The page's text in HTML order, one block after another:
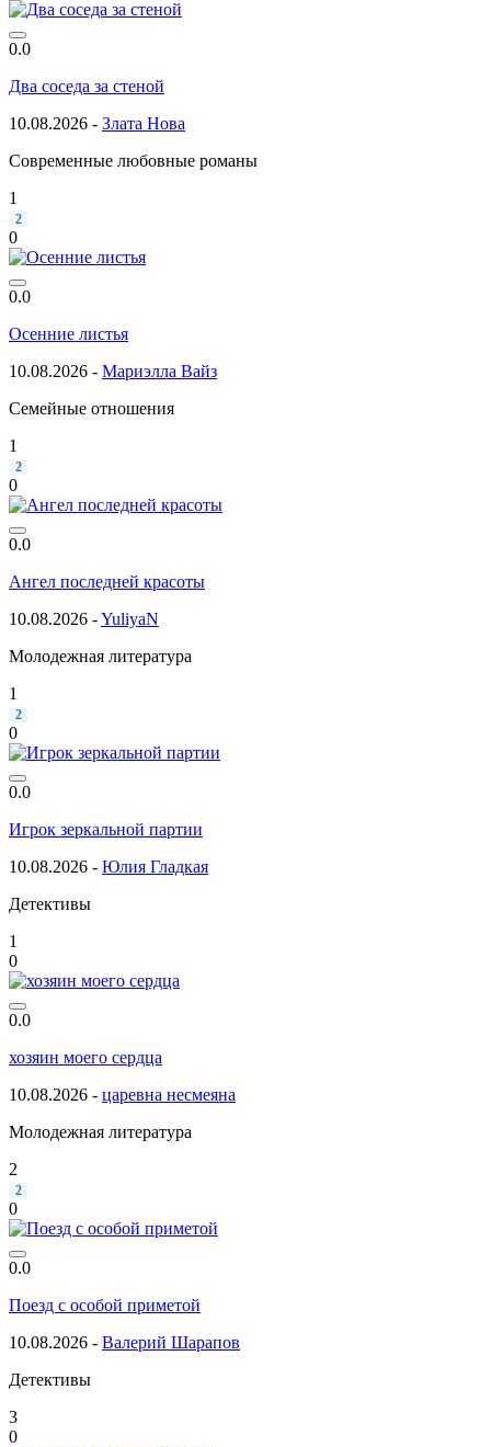
0.0
Два соседа за стеной
10.08.2026 - Злата Нова
Современные любовные романы
1
2
0
0.0
Осенние листья
10.08.2026 - Мариэлла Вайз
Семейные отношения
1
2
0
0.0
Ангел последней красоты
10.08.2026 -YuliyaN
Молодежная литература
1
2
0
0.0
Игрок зеркальной партии
10.08.2026 - Юлия Гладкая
Детективы
1
0
0.0
хозяин моего сердца
10.08.2026 - царевна несмеяна
Молодежная литература
2
2
0
0.0
Поезд с особой приметой
10.08.2026 - Валерий Шарапов
Детективы
3
0